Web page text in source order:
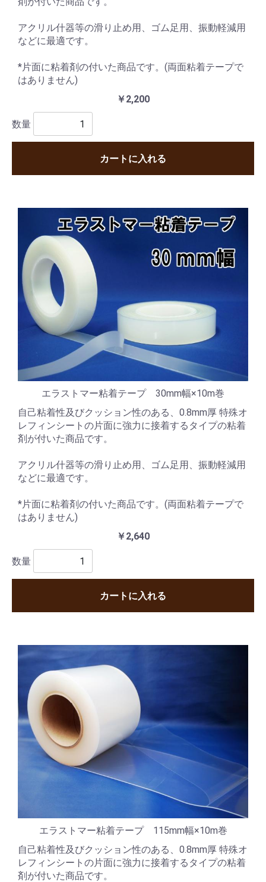
アクリル什器等の滑り止め用、ゴム足用、振動軽減用
などに最適です。
*片面に粘着剤の付いた商品です。(両面粘着テープで
はありません)
￥2,200
数量
カートに入れる
エラストマー粘着テープ 30mm幅×10m巻
自己粘着性及びクッション性のある、0.8mm厚 特殊オ
レフィンシートの片面に強力に接着するタイプの粘着
剤が付いた商品です。
アクリル什器等の滑り止め用、ゴム足用、振動軽減用
などに最適です。
*片面に粘着剤の付いた商品です。(両面粘着テープで
はありません)
￥2,640
数量
カートに入れる
エラストマー粘着テープ 115mm幅×10m巻
自己粘着性及びクッション性のある、0.8mm厚 特殊オ
レフィンシートの片面に強力に接着するタイプの粘着
剤が付いた商品です。